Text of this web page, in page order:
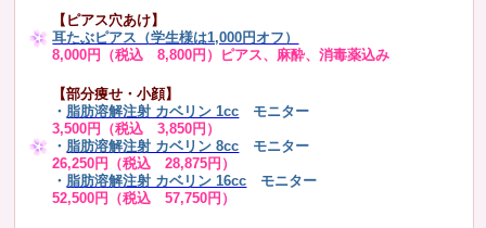
【ピアス穴あけ】
耳たぶピアス（学生様は1,000円オフ）
8,000円（税込 8,800円）ピアス、麻酔、消毒薬込み
【部分痩せ・小顔】
・ 脂肪溶解注射 カベリン 1cc モニター
3,500円（税込 3,850円）
・ 脂肪溶解注射 カベリン 8cc モニター
26,250円（税込 28,875円）
・ 脂肪溶解注射 カベリン 16cc
モニター
52,500円（税込 57,750円）